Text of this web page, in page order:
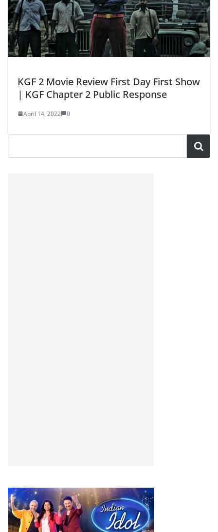
KGF 2 Movie Review First Day First Show
| KGF Chapter 2 Public Response
April 14, 2022 0